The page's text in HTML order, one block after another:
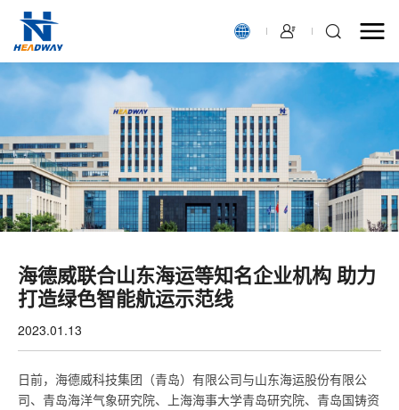
海德威联合山东海运等知名企业机构 助力
打造绿色智能航运示范线
2023.01.13
日前，海德威科技集团（青岛）有限公司与山东海运股份有限公
司、青岛海洋气象研究院、上海海事大学青岛研究院、青岛国铸资